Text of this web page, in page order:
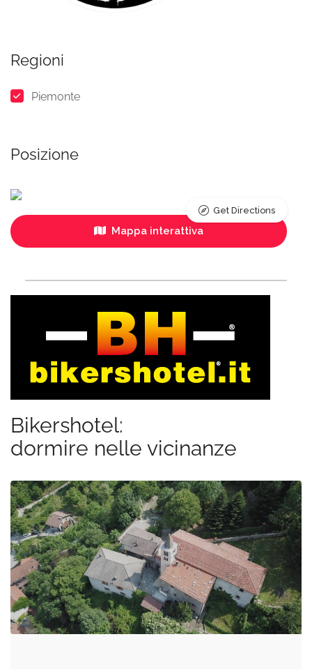
Regioni
Piemonte
Posizione
Mappa interattiva
Get Directions
Bikershotel:
dormire nelle vicinanze